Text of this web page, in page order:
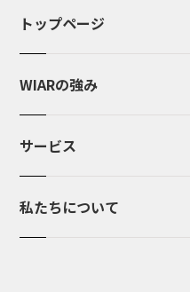
トップページ
WIARの強み
サービス
私たちについて